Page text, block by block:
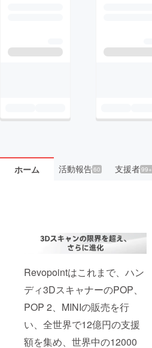
ホーム 活動報告60 支援者99+
Revopointはこれまで、ハン
ディ3DスキャナーのPOP、
POP 2、MINIの販売を行
い、全世界で12億円の支援
額を集め、世界中の12000